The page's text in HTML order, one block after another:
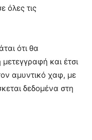
όλες τις
ότι θα
και έτσι
αμυντικό χαφ, με
δεδομένα στη